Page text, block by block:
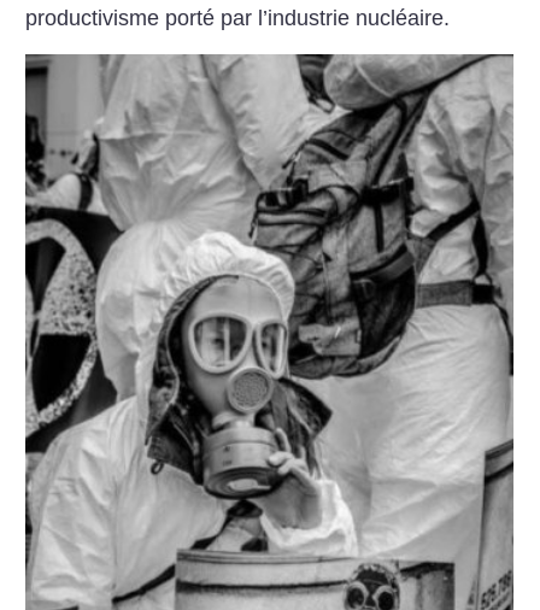
productivisme porté par l’industrie nucléaire.